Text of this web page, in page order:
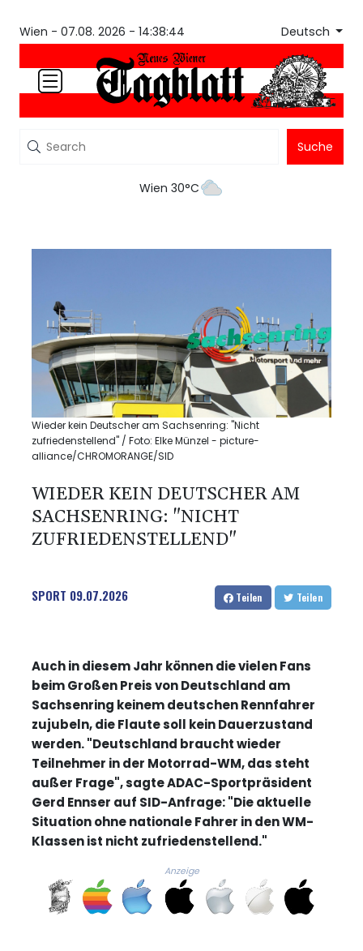
Wien - 07.08. 2026 - 14:38:44 Deutsch
Suche
Wien 30°C
Wieder kein Deutscher am Sachsenring: "Nicht
zufriedenstellend" / Foto: Elke Münzel - picture-
alliance/CHROMORANGE/SID
WIEDER KEIN DEUTSCHER AM
SACHSENRING: "NICHT
ZUFRIEDENSTELLEND"
SPORT 09.07.2026 Teilen Teilen
Auch in diesem Jahr können die vielen Fans
beim Großen Preis von Deutschland am
Sachsenring keinem deutschen Rennfahrer
zujubeln, die Flaute soll kein Dauerzustand
werden. "Deutschland braucht wieder
Teilnehmer in der Motorrad-WM, das steht
außer Frage", sagte ADAC-Sportpräsident
Gerd Ennser auf SID-Anfrage: "Die aktuelle
Situation ohne nationale Fahrer in den WM-
Klassen ist nicht zufriedenstellend."
Anzeige